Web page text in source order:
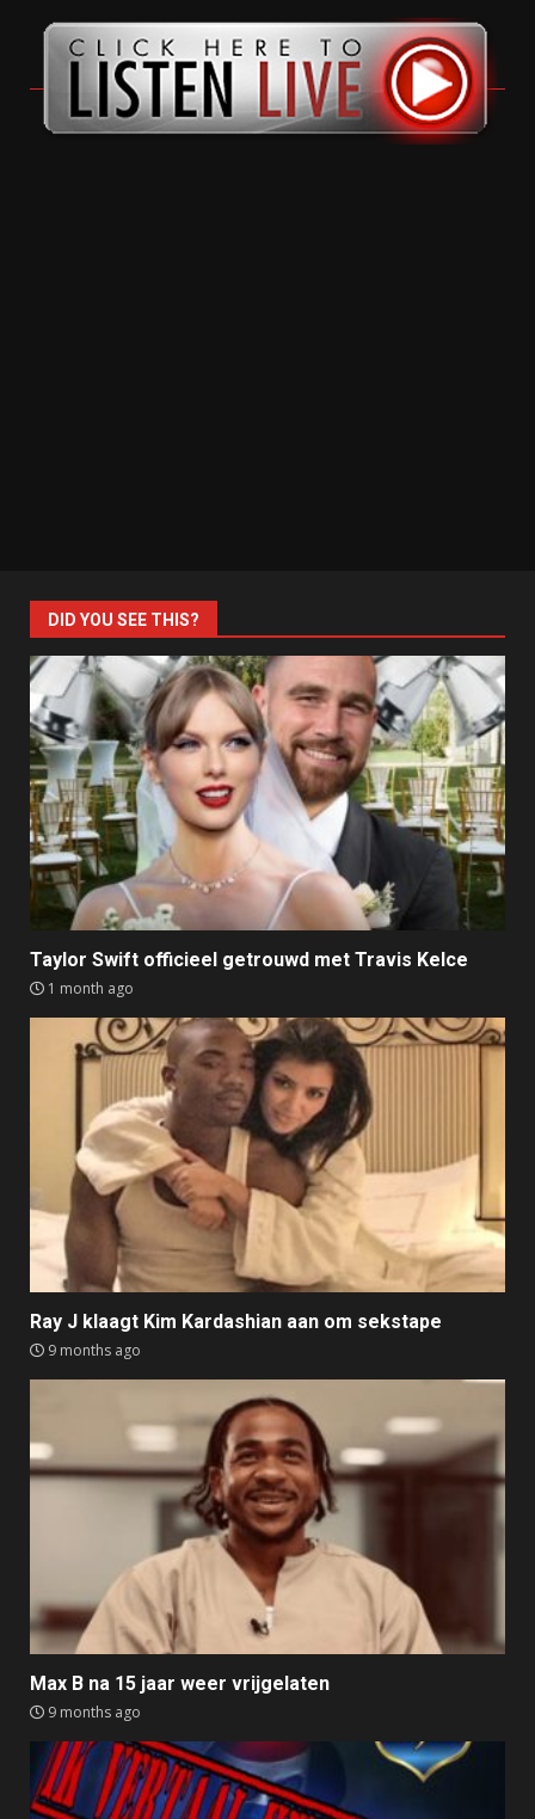
DID YOU SEE THIS?
Taylor Swift officieel getrouwd met Travis Kelce
1 month ago
Ray J klaagt Kim Kardashian aan om sekstape
9 months ago
Max B na 15 jaar weer vrijgelaten
9 months ago